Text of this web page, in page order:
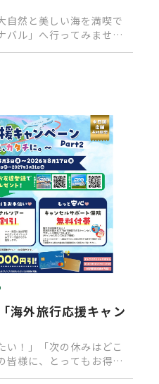
自然と美しい海を満喫で
バル」へ行ってみません
海外旅行応援キャン
い！」「次の休みはどこ
皆様に、とってもお得な